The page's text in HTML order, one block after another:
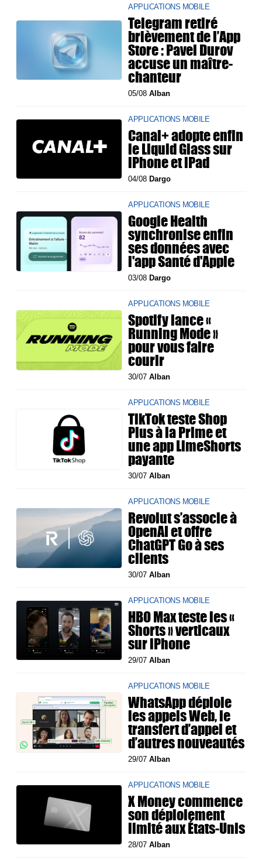
APPLICATIONS MOBILE
Telegram retiré
brièvement de l’App
Store : Pavel Durov
accuse un maître-
chanteur
05/08Alban
APPLICATIONS MOBILE
Canal+ adopte enfin
le Liquid Glass sur
iPhone et iPad
04/08 Dargo
APPLICATIONS MOBILE
Google Health
synchronise enfin
ses données avec
l'app Santé d'Apple
03/08 Dargo
APPLICATIONS MOBILE
Spotify lance «
Running Mode »
pour vous faire
courir
30/07Alban
APPLICATIONS MOBILE
TikTok teste Shop
Plus à la Prime et
une app LimeShorts
payante
30/07Alban
APPLICATIONS MOBILE
Revolut s’associe à
OpenAI et offre
ChatGPT Go à ses
clients
30/07Alban
APPLICATIONS MOBILE
HBO Max teste les «
Shorts » verticaux
sur iPhone
29/07Alban
APPLICATIONS MOBILE
WhatsApp déploie
les appels Web, le
transfert d’appel et
d’autres nouveautés
29/07Alban
APPLICATIONS MOBILE
X Money commence
son déploiement
limité aux États-Unis
28/07Alban